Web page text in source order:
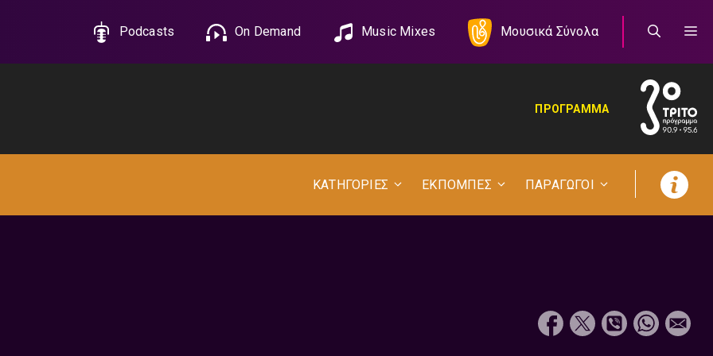
Podcasts On Demand Music Mixes Μουσικά Σύνολα
ΠΡΟΓΡΑΜΜΑ
ΚΑΤΗΓΟΡΙΕΣ ΕΚΠΟΜΠΕΣ ΠΑΡΑΓΩΓΟΙ